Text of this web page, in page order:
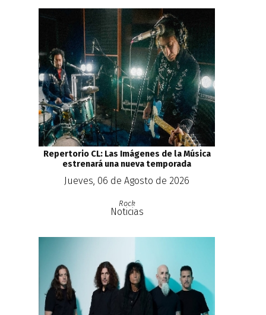
Repertorio CL: Las Imágenes de la Música
estrenará una nueva temporada
Jueves, 06 de Agosto de 2026
Rock
Noticias